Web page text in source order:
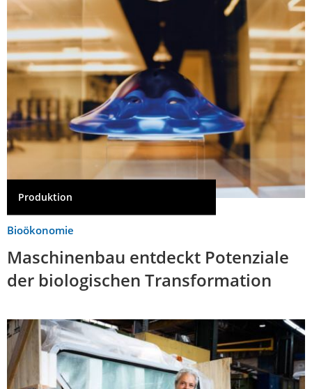
Produktion
Bioökonomie
Maschinenbau entdeckt Potenziale
der biologischen Transformation